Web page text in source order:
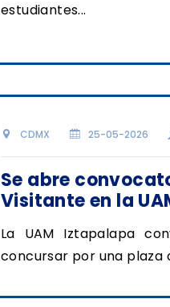
estudiantes...
CDMX 25-05-2026
Se abre
Visitante en la
La UAM Iztapalapa
concursar por una plaza